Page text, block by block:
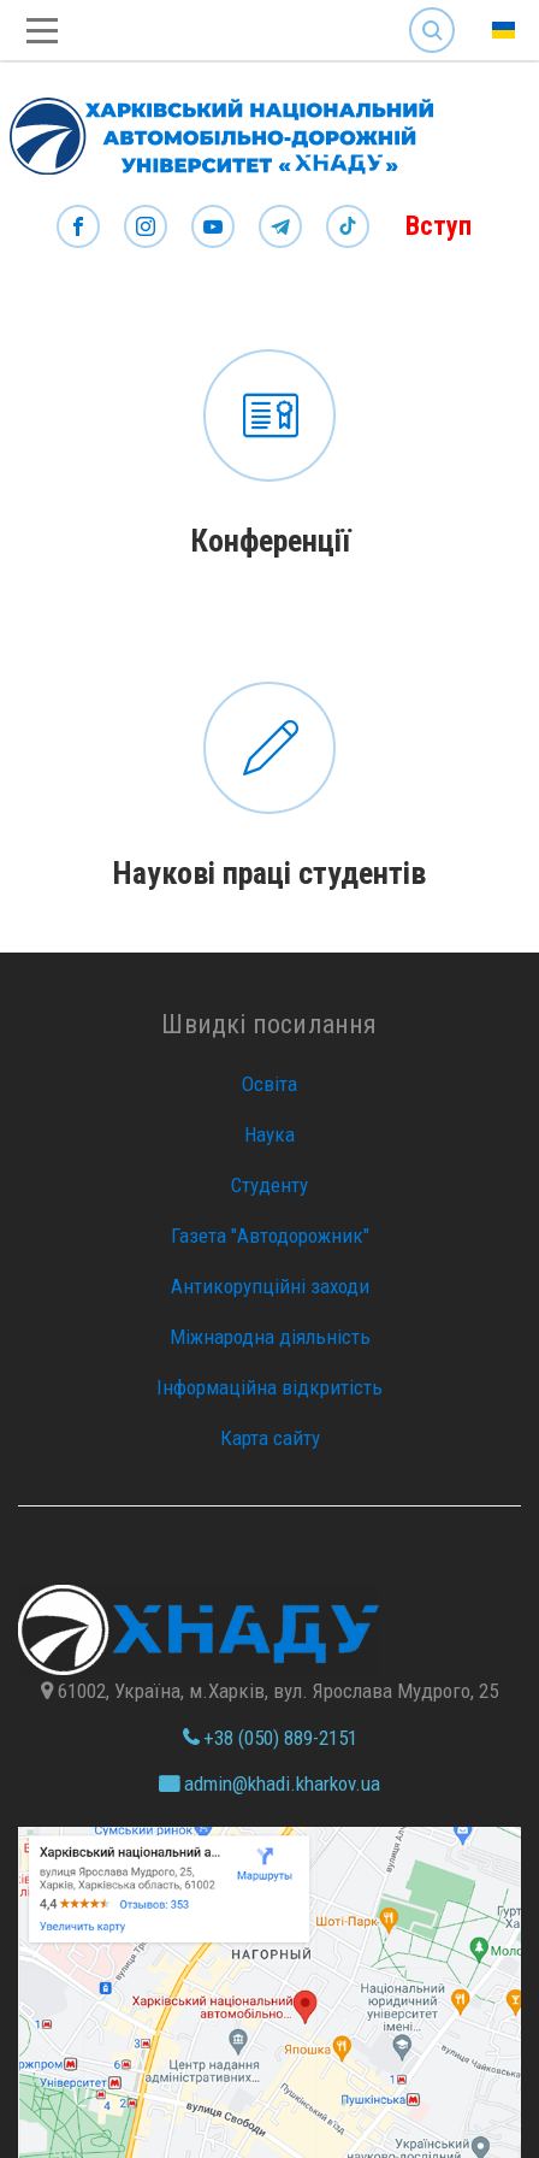
SEARCH
Вступ
Конференції
Наукові праці студентів
Швидкі посилання
Освіта
Наука
Студенту
Газета "Автодорожник"
Антикорупційні заходи
Міжнародна діяльність
Інформаційна відкритість
Карта сайту
61002, Україна, м.Харків, вул. Ярослава Мудрого, 25
+38 (050) 889-2151
admin@khadi.kharkov.ua